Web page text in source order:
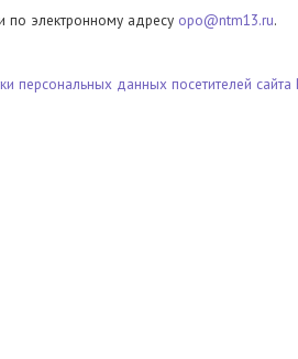
по электронному адресу opo@ntm13.ru.
персональных данных посетителей